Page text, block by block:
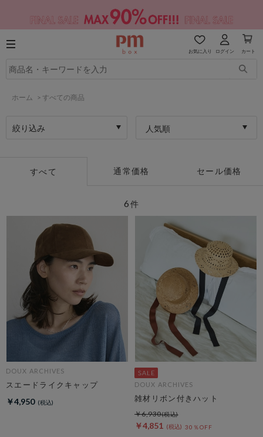
お気に入り ログイン カート
ホーム > すべての商品
絞り込み 人気順
すべて 通常価格 セール価格
6件
DOUX ARCHIVES
スエードライクキャップ
￥4,950
DOUX ARCHIVES
雑材リボン付きハット
￥4,851 30％OFF
￥6,930